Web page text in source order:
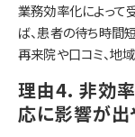
業務効率化によって
ば、患者の待ち時間
再来院や口コミ、地
理由4. 非効
応に影響が出